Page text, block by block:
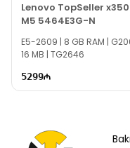
Lenovo TopSeller
M5 5464E3G-N
E5-2609 | 8 GB RAM |
16 MB | TG2646
5299